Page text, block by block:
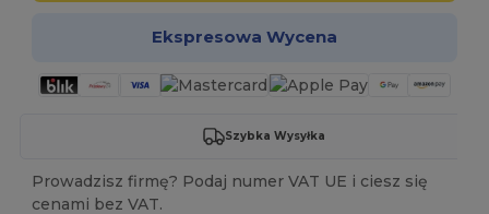
Ekspresowa Wycena
Szybka Wysyłka
Prowadzisz firmę? Podaj numer VAT UE i ciesz się
cenami bez VAT.